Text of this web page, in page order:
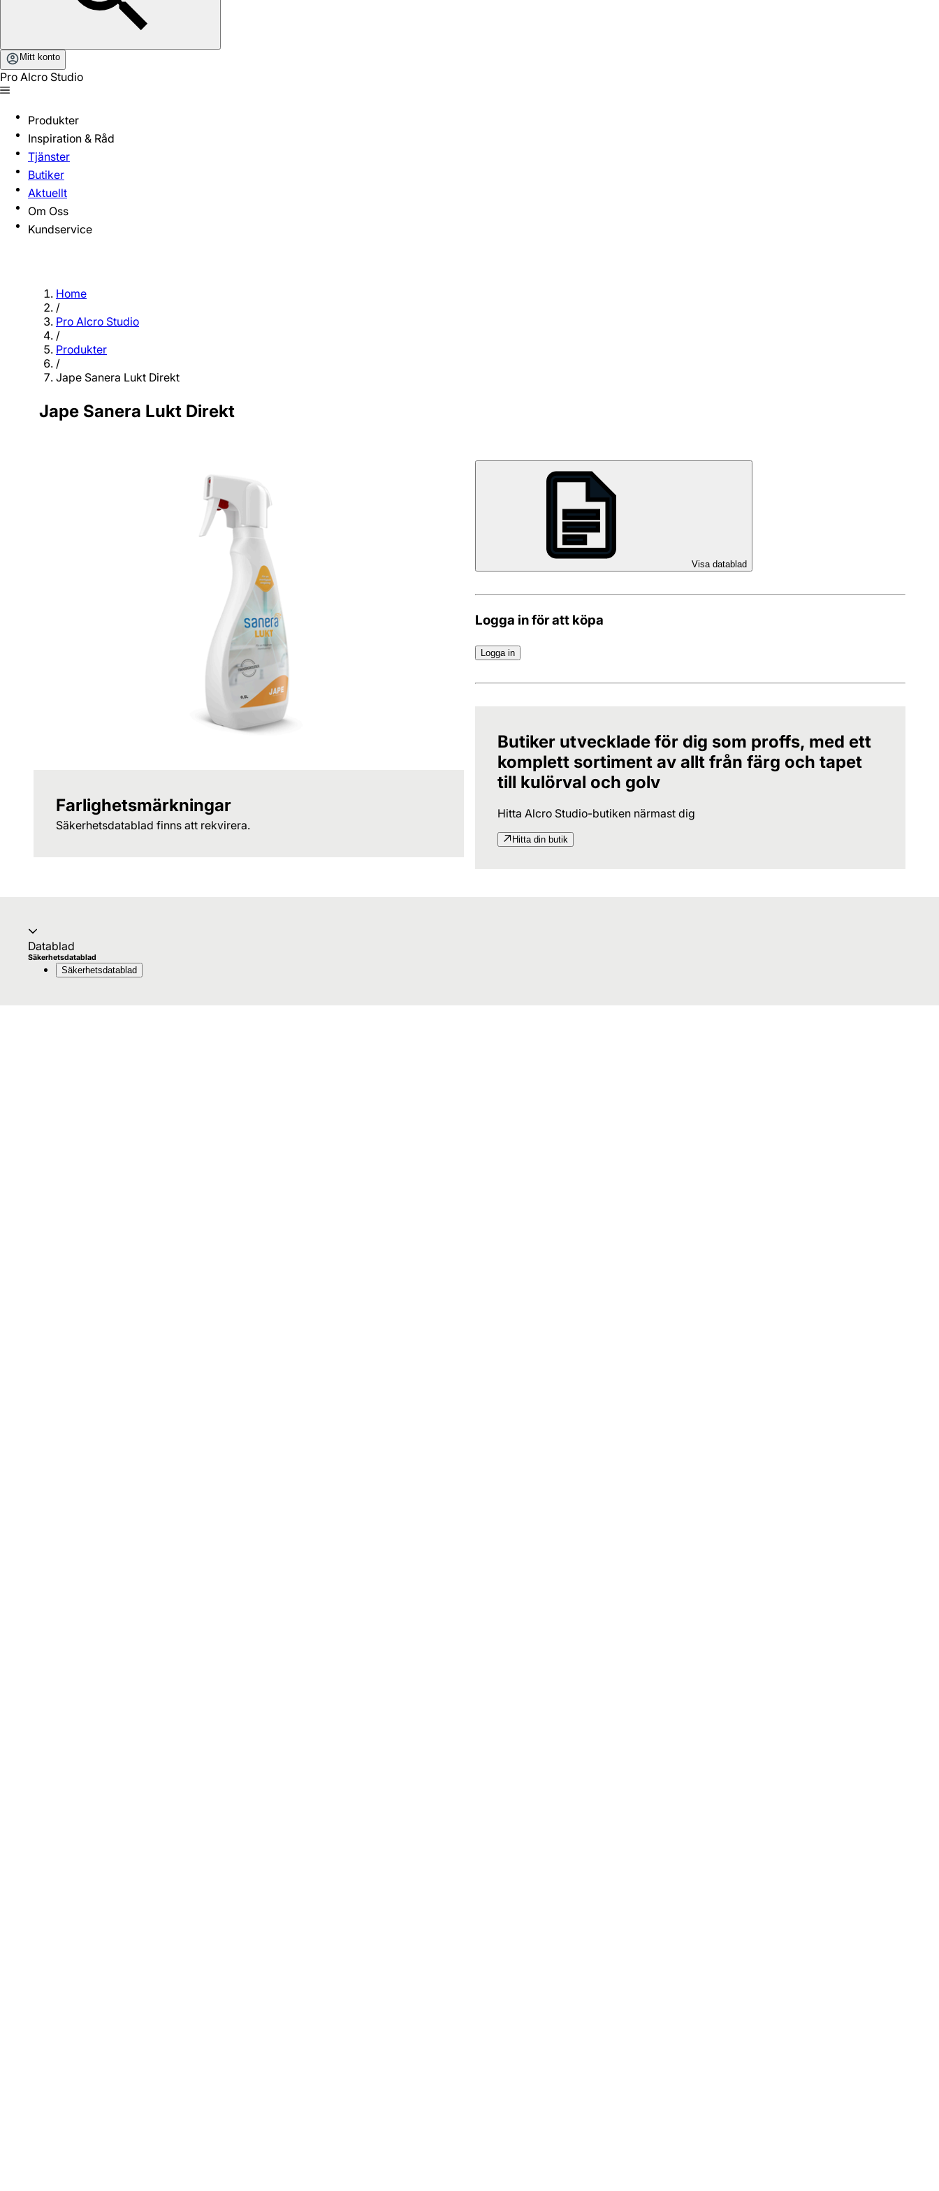
Mitt konto
Pro Alcro Studio
Produkter
Inspiration & Råd
Tjänster
Butiker
Aktuellt
Om Oss
Kundservice
Home
/
Pro Alcro Studio
/
Produkter
/
Jape Sanera Lukt Direkt
Jape Sanera Lukt Direkt
Farlighetsmärkningar
Säkerhetsdatablad finns att rekvirera.
Visa datablad
Logga in för att köpa
Logga in
Butiker utvecklade för dig som proffs, med ett
komplett sortiment av allt från färg och tapet
till kulörval och golv
Hitta Alcro Studio-butiken närmast dig
Hitta din butik
Datablad
Säkerhetsdatablad
Säkerhetsdatablad